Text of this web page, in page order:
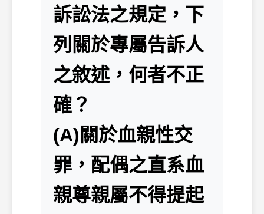
訴訟法之規定，下
列關於專屬告訴人
之敘述，何者不正
確？
(A)關於血親性交
罪，配偶之直系血
親尊親屬不得提起